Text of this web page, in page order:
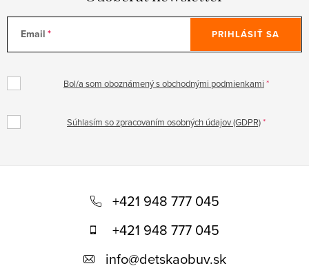
Email
Bol/a som oboznámený s obchodnými podmienkami
Súhlasím so zpracovaním osobných údajov (GDPR)
PRIHLÁSIŤ SA
+421 948 777 045
+421 948 777 045
info@detskaobuv.sk